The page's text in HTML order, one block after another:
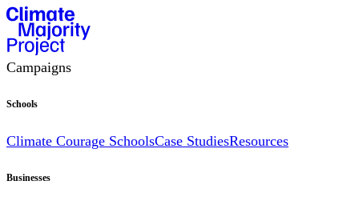
Campaigns
Schools
Climate Courage SchoolsCase StudiesResources
Businesses